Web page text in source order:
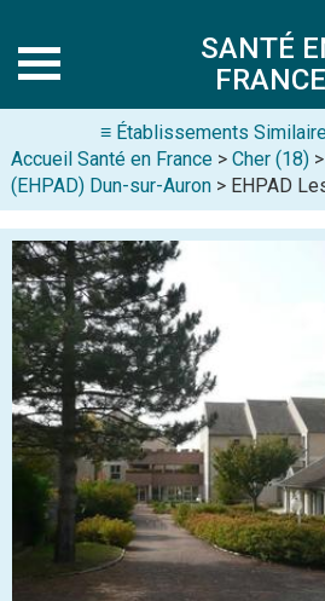
SANTÉ
FRANCE
≡ Établissements
Accueil Santé en France > Cher (18) >
(EHPAD) Dun-sur-Auron > EHPAD